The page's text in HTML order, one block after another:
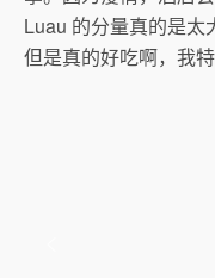
Luau 的分量真的是
但是真的好吃啊，我